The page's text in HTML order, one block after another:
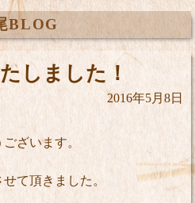
BLOG
しました！
2016年5月8日
ざいます。
て頂きました。